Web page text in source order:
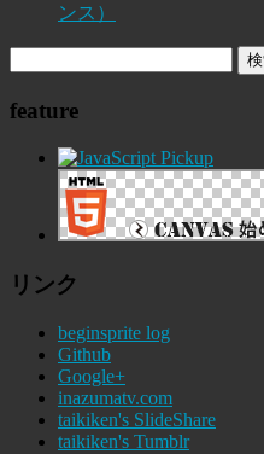
ンス）
feature
リンク
beginsprite log
Github
Google+
inazumatv.com
taikiken's SlideShare
taikiken's Tumblr